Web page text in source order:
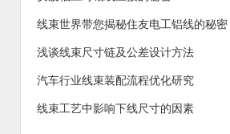
线束世界带您揭秘住友电工铝线的秘密
浅谈线束尺寸链及公差设计方法
汽车行业线束装配流程优化研究
线束工艺中影响下线尺寸的因素